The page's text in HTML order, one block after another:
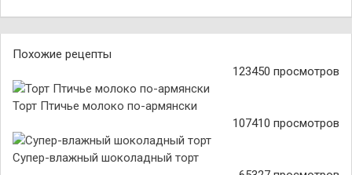
Похожие рецепты
123450 просмотров
Торт Птичье молоко по-армянски
107410 просмотров
Супер-влажный шоколадный торт